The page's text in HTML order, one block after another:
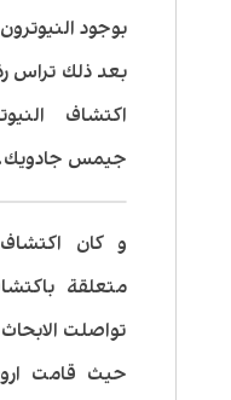
بوجود
بعد ذلك تراس
اكتشاف
جيمس جادويك.
و كان
متعلقة
تواصلت
حيث قامت